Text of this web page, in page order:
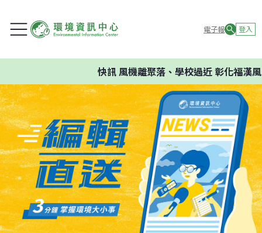
電子報 登入
快訊風機離聚落、學校過近 彰化福漢風